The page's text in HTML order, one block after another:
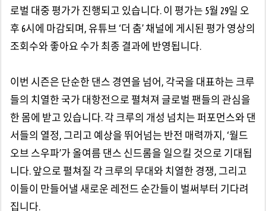
로벌 대중 평가가 진행되고 있습니다. 이 평가는 5월 29일 오
후 6시에 마감되며, 유튜브 ‘더 춤’ 채널에 게시된 평가 영상의
조회수와 좋아요 수가 최종 결과에 반영됩니다.
이번 시즌은 단순한 댄스 경연을 넘어, 각국을 대표하는 크루
들의 치열한 국가 대항전으로 펼쳐져 글로벌 팬들의 관심을
한 몸에 받고 있습니다. 각 크루의 개성 넘치는 퍼포먼스와 댄
서들의 열정, 그리고 예상을 뛰어넘는 반전 매력까지, ‘월드
오브 스우파’가 올여름 댄스 신드롬을 일으킬 것으로 기대됩
니다. 앞으로 펼쳐질 각 크루의 무대와 치열한 경쟁, 그리고
이들이 만들어낼 새로운 레전드 순간들이 벌써부터 기다려
집니다.